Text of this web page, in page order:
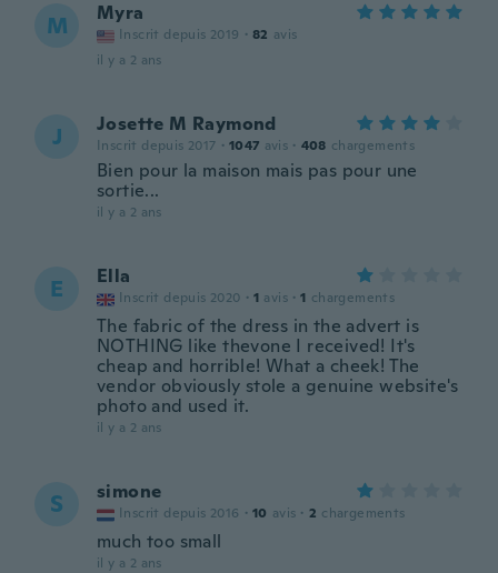
M Myra
Inscrit depuis 2019 · 82 avis
il y a 2 ans
J Josette M Raymond
Inscrit depuis 2017 · 1047 avis · 408 chargements
Bien pour la maison mais pas pour une
sortie...
il y a 2 ans
E Ella
Inscrit depuis 2020 · 1 avis · 1 chargements
The fabric of the dress in the advert is
NOTHING like thevone I received! It's
cheap and horrible! What a cheek! The
vendor obviously stole a genuine website's
photo and used it.
il y a 2 ans
S simone
Inscrit depuis 2016 · 10 avis · 2 chargements
much too small
il y a 2 ans